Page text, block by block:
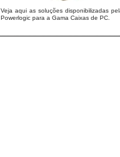
Veja aqui as soluções disponibilizadas
Powerlogic para a Gama Caixas de PC.